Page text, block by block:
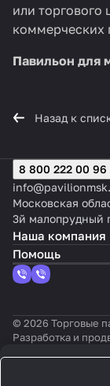
или торгового
Павильон для
Назад к
8 800 222 00 96
Московская
3й малопрудный
Наша компания
Помощь
© 2026 Торговые
Разработка и